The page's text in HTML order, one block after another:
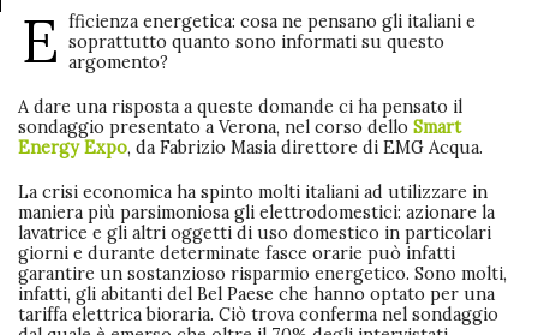
E fficienza energetica: cosa ne pensano gli italiani e
soprattutto quanto sono informati su questo
argomento?
A dare una risposta a queste domande ci ha pensato il
sondaggio presentato a Verona, nel corso dello Smart
Energy Expo, da Fabrizio Masia direttore di EMG Acqua.
La crisi economica ha spinto molti italiani ad utilizzare in
maniera più parsimoniosa gli elettrodomestici: azionare la
lavatrice e gli altri oggetti di uso domestico in particolari
giorni e durante determinate fasce orarie può infatti
garantire un sostanzioso risparmio energetico. Sono molti,
infatti, gli abitanti del Bel Paese che hanno optato per una
tariffa elettrica bioraria. Ciò trova conferma nel sondaggio